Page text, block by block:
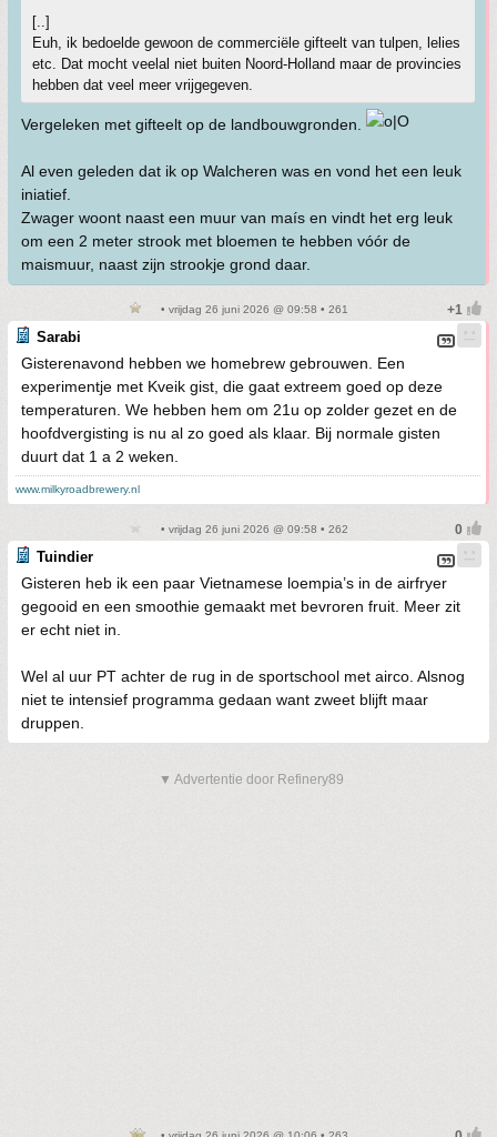
[..]
Euh, ik bedoelde gewoon de commerciële gifteelt van tulpen, lelies
etc. Dat mocht veelal niet buiten Noord-Holland maar de provincies
hebben dat veel meer vrijgegeven.
Vergeleken met gifteelt op de landbouwgronden.
Al even geleden dat ik op Walcheren was en vond het een leuk
iniatief.
Zwager woont naast een muur van maís en vindt het erg leuk
om een 2 meter strook met bloemen te hebben vóór de
maismuur, naast zijn strookje grond daar.
• vrijdag 26 juni 2026 @ 09:58 • 261
Sarabi
Gisterenavond hebben we homebrew gebrouwen. Een
experimentje met Kveik gist, die gaat extreem goed op deze
temperaturen. We hebben hem om 21u op zolder gezet en de
hoofdvergisting is nu al zo goed als klaar. Bij normale gisten
duurt dat 1 a 2 weken.
www.milkyroadbrewery.nl
• vrijdag 26 juni 2026 @ 09:58 • 262
Tuindier
Gisteren heb ik een paar Vietnamese loempia’s in de airfryer
gegooid en een smoothie gemaakt met bevroren fruit. Meer zit
er echt niet in.
Wel al uur PT achter de rug in de sportschool met airco. Alsnog
niet te intensief programma gedaan want zweet blijft maar
druppen.
▼ Advertentie door Refinery89